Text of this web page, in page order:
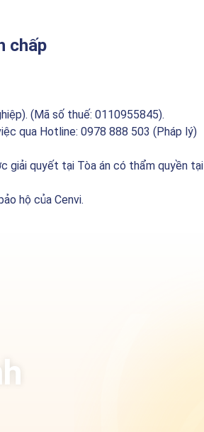
chấp
(Mã số thuế: 0110955845).
qua Hotline: 0978 888 503 (Pháp lý)
giải quyết tại Tòa án có thẩm quyền tại
hộ của Cenvi.